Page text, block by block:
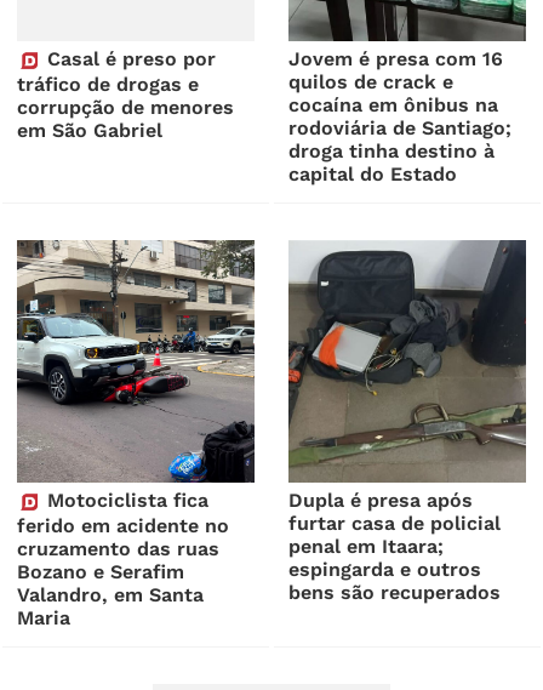
Casal é preso por
tráfico de drogas e
corrupção de menores
em São Gabriel
Jovem é presa com 16
quilos de crack e
cocaína em ônibus na
rodoviária de Santiago;
droga tinha destino à
capital do Estado
Motociclista fica
ferido em acidente no
cruzamento das ruas
Bozano e Serafim
Valandro, em Santa
Maria
Dupla é presa após
furtar casa de policial
penal em Itaara;
espingarda e outros
bens são recuperados